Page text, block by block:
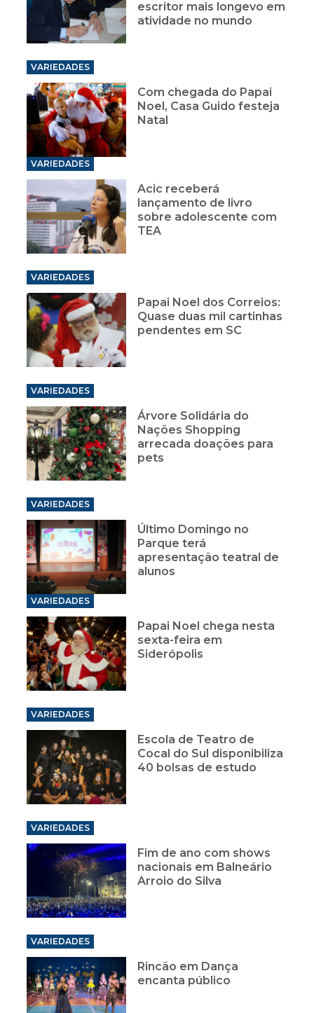
escritor mais longevo em
atividade no mundo
VARIEDADES
Com chegada do Papai
Noel, Casa Guido festeja
Natal
VARIEDADES
Acic receberá
lançamento de livro
sobre adolescente com
TEA
VARIEDADES
Papai Noel dos Correios:
Quase duas mil cartinhas
pendentes em SC
VARIEDADES
Árvore Solidária do
Nações Shopping
arrecada doações para
pets
VARIEDADES
Último Domingo no
Parque terá
apresentação teatral de
alunos
VARIEDADES
Papai Noel chega nesta
sexta-feira em
Siderópolis
VARIEDADES
Escola de Teatro de
Cocal do Sul disponibiliza
40 bolsas de estudo
VARIEDADES
Fim de ano com shows
nacionais em Balneário
Arroio do Silva
VARIEDADES
Rincão em Dança
encanta público